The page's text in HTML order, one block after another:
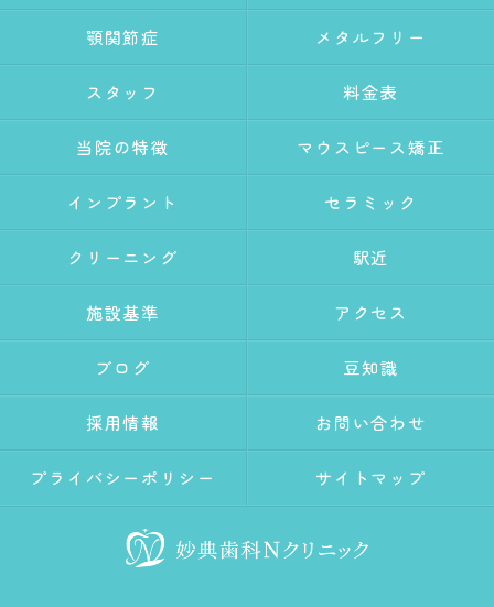
顎関節症 メタルフリー
スタッフ 料金表
当院の特徴 マウスピース矯正
インプラント セラミック
クリーニング 駅近
施設基準 アクセス
ブログ 豆知識
採用情報 お問い合わせ
プライバシーポリシー サイトマップ